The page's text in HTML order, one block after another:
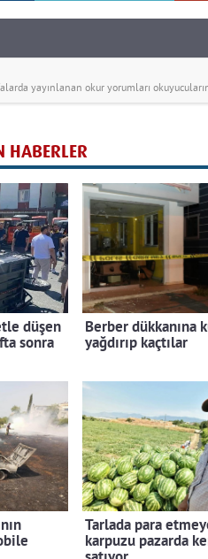
yayınlanan okur yorumları
HABERLER
düşen
sonra
Berber dükkanına
yağdırıp kaçtılar
Tarlada para
karpuzu pazarda